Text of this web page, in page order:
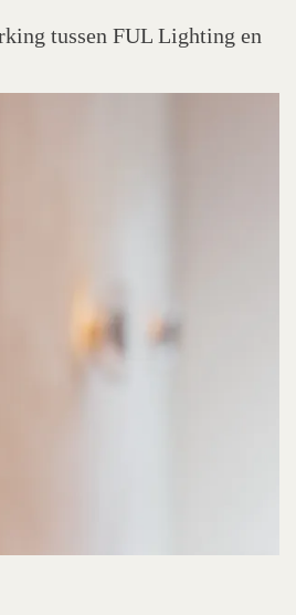
tussen FUL Lighting en